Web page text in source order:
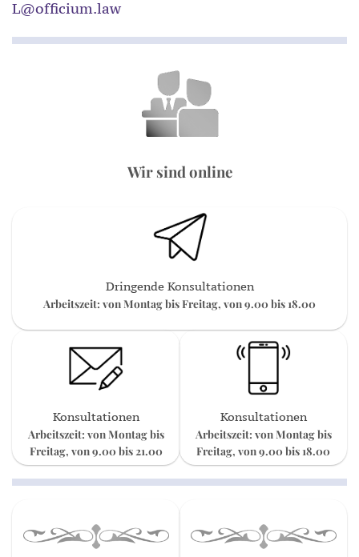
L@officium.law
Wir sind online
Dringende Konsultationen
Arbeitszeit: von Montag bis Freitag, von 9.00 bis 18.00
Konsultationen
Arbeitszeit: von Montag bis
Freitag, von 9.00 bis 21.00
Konsultationen
Arbeitszeit: von Montag bis
Freitag, von 9.00 bis 18.00